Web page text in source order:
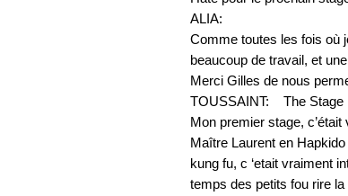
ALIA:
Comme toutes les fois où
beaucoup de travail, et
Merci Gilles de nous
TOUSSAINT: The Stage
Mon premier stage,
Maître Laurent en
kung fu, c ‘etait vraiment
temps des petits fou rire la